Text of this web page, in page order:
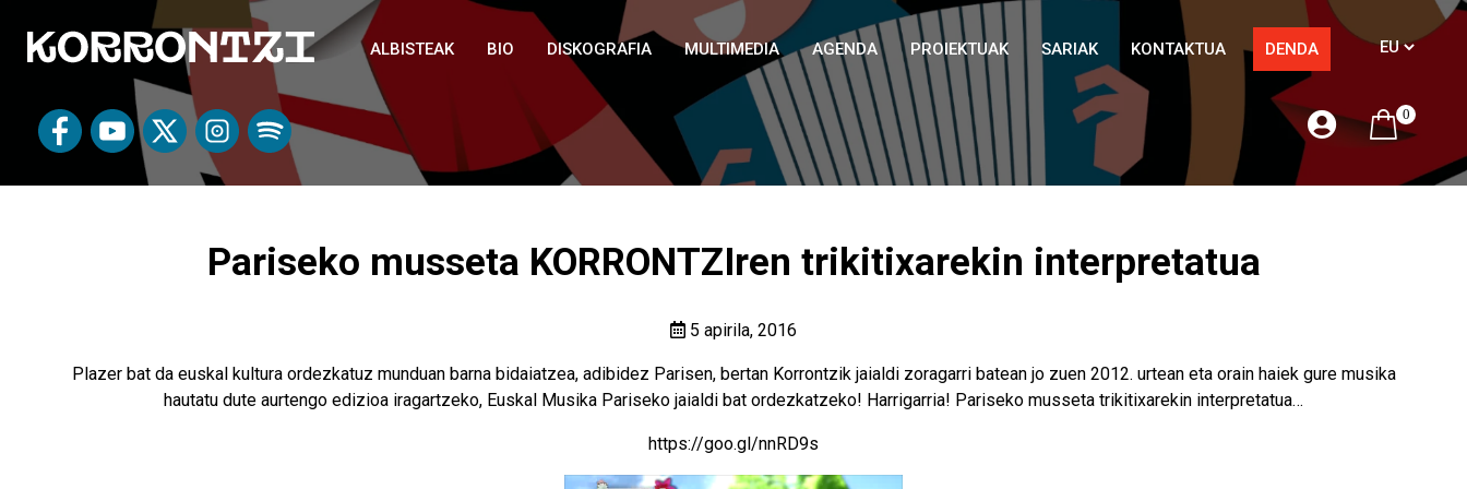
ALBISTEAK BIO DISKOGRAFIA MULTIMEDIA AGENDA PROIEKTUAK SARIAK KONTAKTUA DENDA
0
Pariseko musseta KORRONTZIren trikitixarekin interpretatua
5 apirila, 2016
Plazer bat da euskal kultura ordezkatuz munduan barna bidaiatzea, adibidez Parisen, bertan Korrontzik jaialdi zoragarri batean jo zuen 2012. urtean eta orain haiek gure musika
hautatu dute aurtengo edizioa iragartzeko, Euskal Musika Pariseko jaialdi bat ordezkatzeko! Harrigarria! Pariseko musseta trikitixarekin interpretatua…
https://goo.gl/nnRD9s